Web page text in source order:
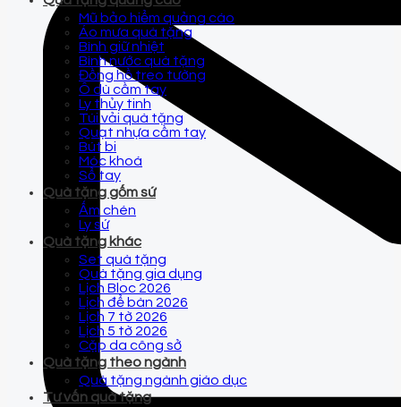
Mũ bảo hiểm quảng cáo
Áo mưa quà tặng
Bình giữ nhiệt
Bình nước quà tặng
Đồng hồ treo tường
Ô dù cầm tay
Ly thủy tinh
Túi vải quà tặng
Quạt nhựa cầm tay
Bút bi
Móc khoá
Sổ tay
Quà tặng gốm sứ
Ấm chén
Ly sứ
Quà tặng khác
Set quà tặng
Quà tặng gia dụng
Lịch Bloc 2026
Lịch để bàn 2026
Lịch 7 tờ 2026
Lịch 5 tờ 2026
Cặp da công sở
Quà tặng theo ngành
Quà tặng ngành giáo dục
Tư vấn quà tặng